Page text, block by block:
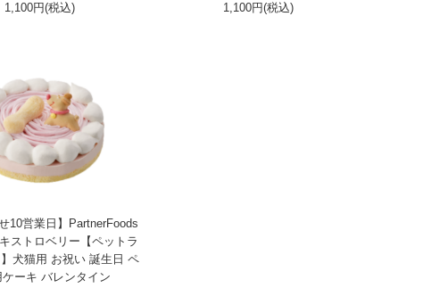
1,100円(税込)
1,100円(税込)
10営業日】PartnerFoods
ストロベリー【ペットラ
犬猫用 お祝い 誕生日 ペ
ケーキ バレンタイン